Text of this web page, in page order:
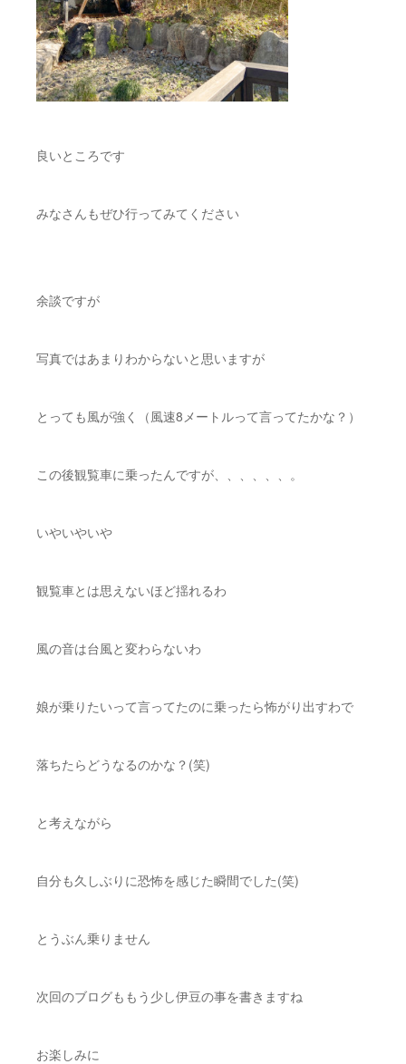
良いところです
みなさんもぜひ行ってみてください
余談ですが
写真ではあまりわからないと思いますが
とっても風が強く（風速8メートルって言ってたかな？）
この後観覧車に乗ったんですが、、、、、、。
いやいやいや
観覧車とは思えないほど揺れるわ
風の音は台風と変わらないわ
娘が乗りたいって言ってたのに乗ったら怖がり出すわで
落ちたらどうなるのかな？(笑)
と考えながら
自分も久しぶりに恐怖を感じた瞬間でした(笑)
とうぶん乗りません
次回のブログももう少し伊豆の事を書きますね
お楽しみに